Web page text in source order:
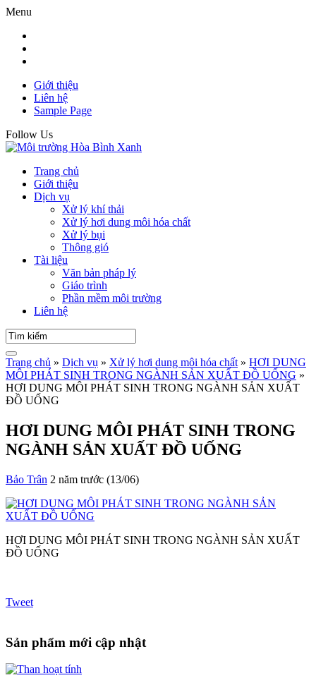
Menu
Giới thiệu
Liên hệ
Sample Page
Follow Us
Trang chủ
Giới thiệu
Dịch vụ
Xử lý khí thải
Xử lý hơi dung môi hóa chất
Xử lý bụi
Thông gió
Tài liệu
Văn bản pháp lý
Giáo trình
Phần mềm môi trường
Liên hệ
Trang chủ » Dịch vụ » Xử lý hơi dung môi hóa chất » HƠI DUNG
MÔI PHÁT SINH TRONG NGÀNH SẢN XUẤT ĐỒ UỐNG »
HƠI DUNG MÔI PHÁT SINH TRONG NGÀNH SẢN XUẤT
ĐỒ UỐNG
HƠI DUNG MÔI PHÁT SINH TRONG
NGÀNH SẢN XUẤT ĐỒ UỐNG
Bảo Trân 2 năm trước (13/06)
HƠI DUNG MÔI PHÁT SINH TRONG NGÀNH SẢN XUẤT
ĐỒ UỐNG
Tweet
Sản phẩm mới cập nhật